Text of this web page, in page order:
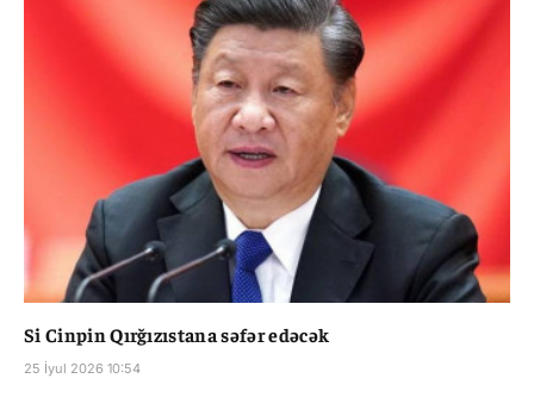
Si Cinpin Qırğızıstana səfər edəcək
25 İyul 2026 10:54